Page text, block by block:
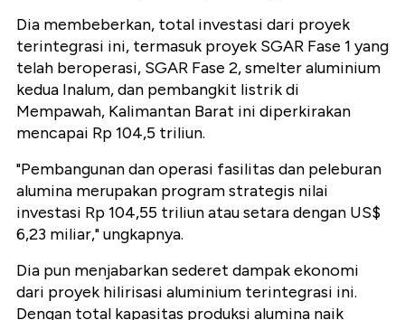
Dia membeberkan, total investasi dari proyek
terintegrasi ini, termasuk proyek SGAR Fase 1 yang
telah beroperasi, SGAR Fase 2, smelter aluminium
kedua Inalum, dan pembangkit listrik di
Mempawah, Kalimantan Barat ini diperkirakan
mencapai Rp 104,5 triliun.
"Pembangunan dan operasi fasilitas dan peleburan
alumina merupakan program strategis nilai
investasi Rp 104,55 triliun atau setara dengan US$
6,23 miliar," ungkapnya.
Dia pun menjabarkan sederet dampak ekonomi
dari proyek hilirisasi aluminium terintegrasi ini.
Dengan total kapasitas produksi alumina naik